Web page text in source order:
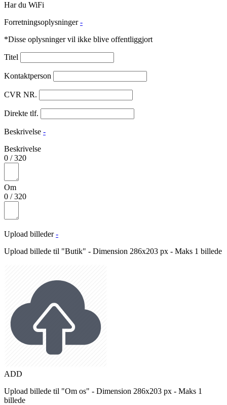
Har du WiFi
Forretningsoplysninger -
*Disse oplysninger vil ikke blive offentliggjort
Titel
Kontaktperson
CVR NR.
Direkte tlf.
Beskrivelse -
Beskrivelse
0 /320
Om
0 /320
Upload billeder -
Upload billede til "Butik" - Dimension 286x203 px - Maks 1 billede
ADD
Upload billede til "Om os" - Dimension 286x203 px - Maks 1
billede